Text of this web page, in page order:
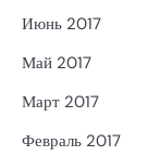
Июнь 2017
Май 2017
Март 2017
Февраль 2017